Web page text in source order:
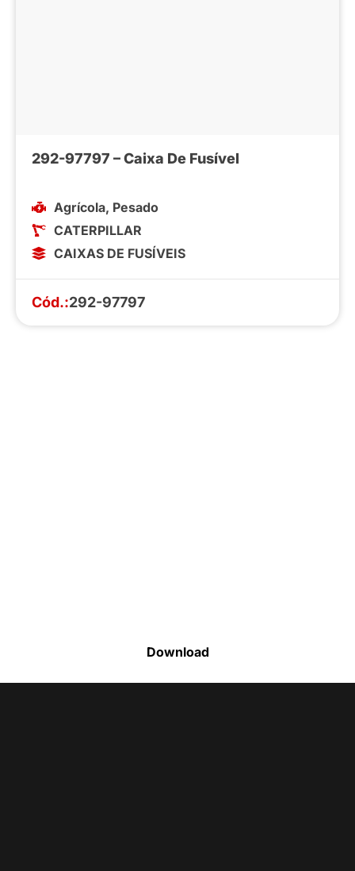
292-97797 – Caixa De Fusível
Agrícola, Pesado
CATERPILLAR
CAIXAS DE FUSÍVEIS
Cód.:292-97797
Download